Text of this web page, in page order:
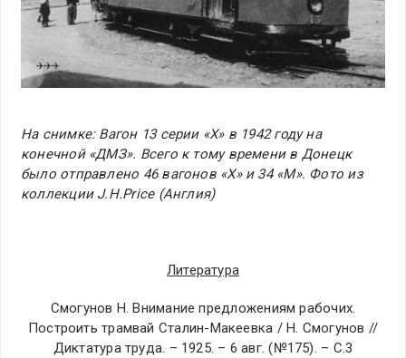
На снимке: Вагон 13 серии «Х» в 1942 году на
конечной «ДМЗ». Всего к тому времени в Донецк
было отправлено 46 вагонов «Х» и 34 «М». Фото из
коллекции J.H.Price (Англия)
Литература
Смогунов Н. Внимание предложениям рабочих.
Построить трамвай Сталин-Макеевка / Н. Смогунов //
Диктатура труда. – 1925. – 6 авг. (№175). – С.3